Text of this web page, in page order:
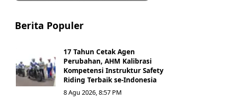
Berita Populer
17 Tahun Cetak Agen
Perubahan, AHM Kalibrasi
Kompetensi Instruktur Safety
Riding Terbaik se-Indonesia
8 Agu 2026, 8:57 PM